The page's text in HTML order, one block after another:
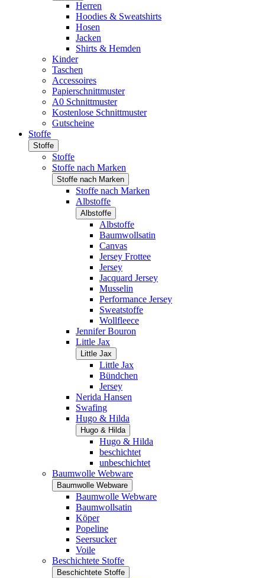
Herren
Hoodies & Sweatshirts
Hosen
Jacken
Shirts & Hemden
Kinder
Taschen
Accessoires
Papierschnittmuster
A0 Schnittmuster
Kostenlose Schnittmuster
Gutscheine
Stoffe
Stoffe
Stoffe
Stoffe nach Marken
Stoffe nach Marken
Stoffe nach Marken
Albstoffe
Albstoffe
Albstoffe
Baumwollsatin
Canvas
Jersey Frottee
Jersey
Jacquard Jersey
Musselin
Performance Jersey
Sweatstoffe
Wollfleece
Jennifer Bouron
Little Jax
Little Jax
Little Jax
Bündchen
Jersey
Nerida Hansen
Swafing
Hugo & Hilda
Hugo & Hilda
Hugo & Hilda
beschichtet
unbeschichtet
Baumwolle Webware
Baumwolle Webware
Baumwolle Webware
Baumwollsatin
Köper
Popeline
Seersucker
Voile
Beschichtete Stoffe
Beschichtete Stoffe